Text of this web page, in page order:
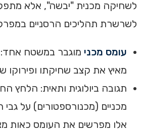
לשחיקה מכנית "יבשה", אלא
לשרשרת תהליכים הרסניים
עומס מכני מוגבר במשטח
מאיץ את קצב שחיקתו ופירוקו
תגובה ביולוגית ותאית: הלחץ
מכניים (מכנורספטורים) על
אלו מפרשים את העומס כאות